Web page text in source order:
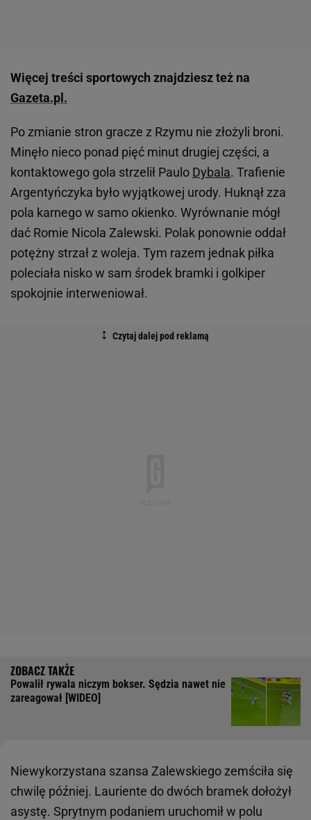
Więcej treści sportowych znajdziesz też na
Gazeta.pl.
Po zmianie stron gracze z Rzymu nie złożyli broni.
Minęło nieco ponad pięć minut drugiej części, a
kontaktowego gola strzelił Paulo Dybala. Trafienie
Argentyńczyka było wyjątkowej urody. Huknął zza
pola karnego w samo okienko. Wyrównanie mógł
dać Romie Nicola Zalewski. Polak ponownie oddał
potężny strzał z woleja. Tym razem jednak piłka
poleciała nisko w sam środek bramki i golkiper
spokojnie interweniował.
Powalił rywala niczym bokser. Sędzia nawet nie
zareagował [WIDEO]
Niewykorzystana szansa Zalewskiego zemściła się
chwilę później. Lauriente do dwóch bramek dołożył
asystę. Sprytnym podaniem uruchomił w polu